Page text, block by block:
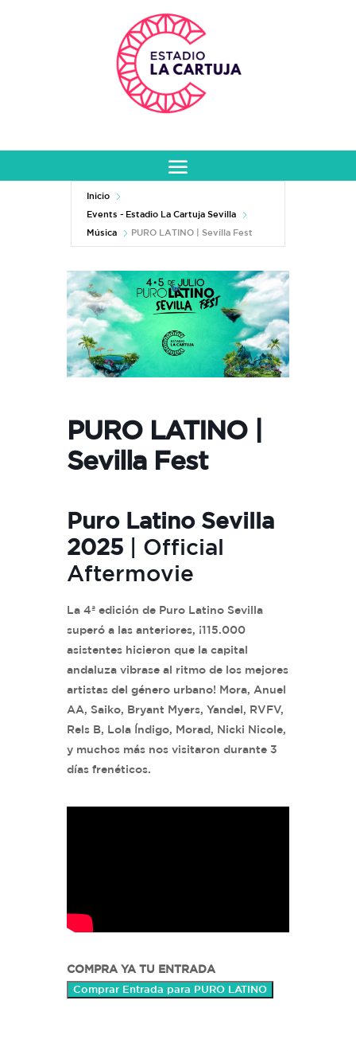
Inicio
Events - Estadio La Cartuja Sevilla
Música
PURO LATINO | Sevilla Fest
PURO LATINO |
Sevilla Fest
Puro Latino Sevilla
2025 | Official
Aftermovie
La 4ª edición de Puro Latino Sevilla
superó a las anteriores, ¡115.000
asistentes hicieron que la capital
andaluza vibrase al ritmo de los mejores
artistas del género urbano! Mora, Anuel
AA, Saiko, Bryant Myers, Yandel, RVFV,
Rels B, Lola Índigo, Morad, Nicki Nicole,
y muchos más nos visitaron durante 3
días frenéticos.
COMPRA YA TU ENTRADA
Comprar Entrada para PURO LATINO